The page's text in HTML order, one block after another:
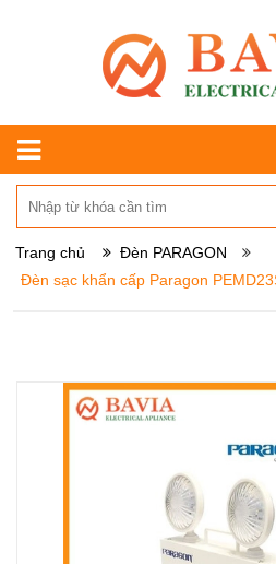
Trang chủ
Đèn PARAGON
Đèn sạc khẩn cấp Paragon